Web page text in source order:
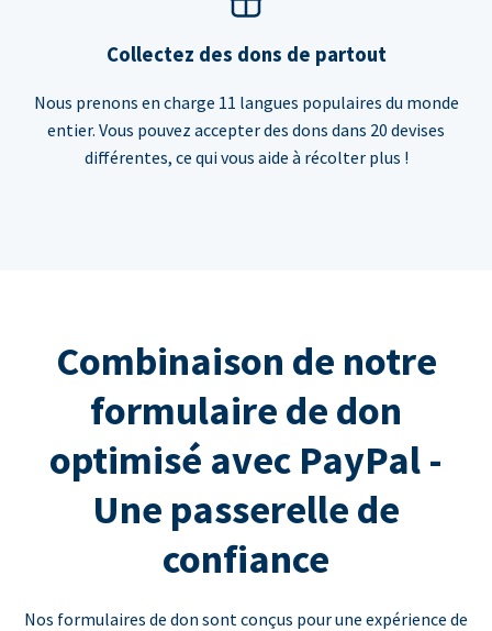
Collectez des dons de partout
Nous prenons en charge 11 langues populaires du monde
entier. Vous pouvez accepter des dons dans 20 devises
différentes, ce qui vous aide à récolter plus !
Combinaison de notre
formulaire de don
optimisé avec PayPal -
Une passerelle de
confiance
Nos formulaires de don sont conçus pour une expérience de